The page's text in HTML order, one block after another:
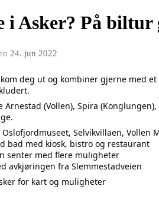
i Asker? På biltur
24. jun 2022
deg ut og kombiner gjerne med
(Vollen), Spira
Selvikvillaen,
bad med kiosk, bistro og restaurant
senter med flere muligheter
avkjøringen fra Slemmestadveien
for kart og muligheter